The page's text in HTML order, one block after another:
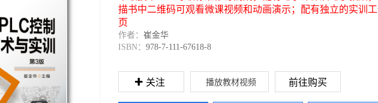
描书中二维码可观看微课视频和动画演示；配有独立的实训
页
作者： 崔金华
ISBN： 978-7-111-67618-8
关注 播放教材视频 前往购买